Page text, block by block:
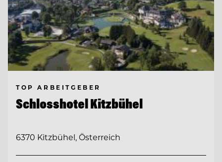
TOP ARBEITGEBER
Schlosshotel Kitzbühel
6370 Kitzbühel, Österreich